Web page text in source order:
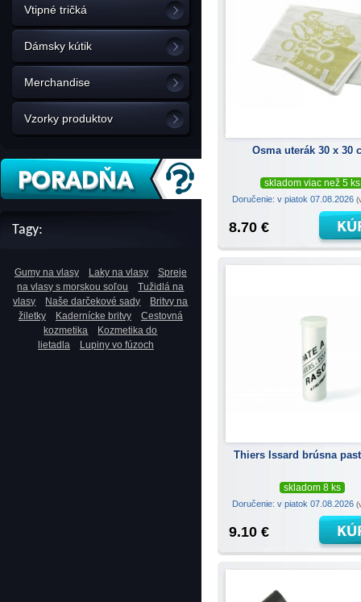
Vtipné tričká
Dámsky kútik
Merchandise
Vzorky produktov
Tagy:
Gumy na vlasy Laky na vlasy
Spreje
na vlasy s morskou soľou
Tužidlá na
vlasy
Naše darčekové sady
Britvy na
žiletky
Kadernícke britvy
Cestovná
kozmetika
Kozmetika do
lietadla
Lupiny vo fúzoch
Osma uterák 30 x 30
skladom viac než 5 ks
Doručenie: v piatok 07.08.2026
8.70 €
Thiers Issard brúsna
skladom 8 ks
Doručenie: v piatok 07.08.2026
9.10 €